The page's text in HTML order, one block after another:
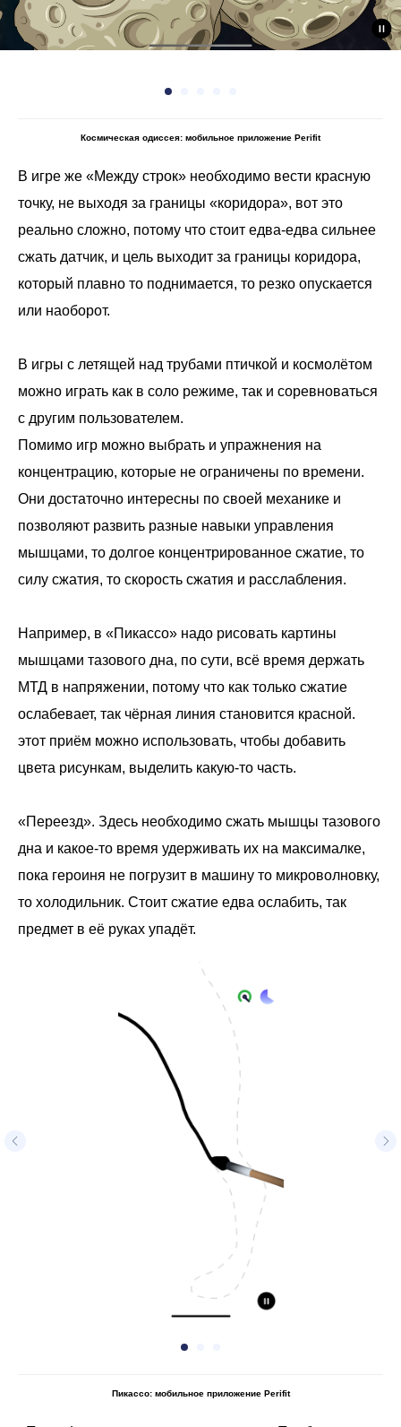
Космическая одиссея: мобильное приложение Perifit
В игре же «Между строк» необходимо вести красную
точку, не выходя за границы «коридора», вот это
реально сложно, потому что стоит едва-едва сильнее
сжать датчик, и цель выходит за границы коридора,
который плавно то поднимается, то резко опускается
или наоборот.
В игры с летящей над трубами птичкой и космолётом
можно играть как в соло режиме, так и соревноваться
с другим пользователем.
Помимо игр можно выбрать и упражнения на
концентрацию, которые не ограничены по времени.
Они достаточно интересны по своей механике и
позволяют развить разные навыки управления
мышцами, то долгое концентрированное сжатие, то
силу сжатия, то скорость сжатия и расслабления.
Например, в «Пикассо» надо рисовать картины
мышцами тазового дна, по сути, всё время держать
МТД в напряжении, потому что как только сжатие
ослабевает, так чёрная линия становится красной.
этот приём можно использовать, чтобы добавить
цвета рисункам, выделить какую-то часть.
«Переезд». Здесь необходимо сжать мышцы тазового
дна и какое-то время удерживать их на максималке,
пока героиня не погрузит в машину то микроволновку,
то холодильник. Стоит сжатие едва ослабить, так
предмет в её руках упадёт.
Пикассо: мобильное приложение Perifit